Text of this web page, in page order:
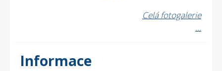
Celá fotogalerie
...
Informace